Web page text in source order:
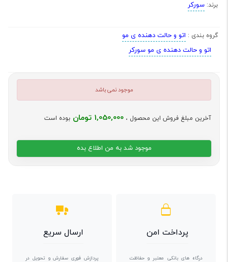
برند: سورکر
گروه بندی : اتو و حالت دهنده ی مو
اتو و حالت دهنده ی مو سورکر
موجود نمی باشد
آخرین مبلغ فروش این محصول ، 1,050,000 تومان بوده است
موجود شد به من اطلاع بده
پرداخت امن
درگاه های بانکی معتبر و حفاظت
ارسال سریع
پردازش فوری سفارش و تحویل در